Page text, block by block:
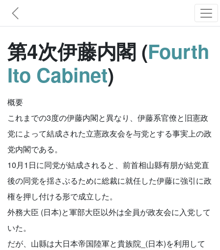
第4次伊藤内閣 (Fourth
Ito Cabinet)
概要
これまでの3度の伊藤内閣と異なり、伊藤系官僚と旧憲政
党によって結成された立憲政友会を与党とする事実上の政
党内閣である。
10月1日に同党が結成されると、前首相山縣有朋が結党直
後の同党を揺さぶるために総裁に就任した伊藤に強引に政
権を押し付ける形で成立した。
外務大臣 (日本)と軍部大臣以外は全員が政友会に入党して
いた。
だが、山縣は大日本帝国陸軍と貴族院_(日本)を利用して